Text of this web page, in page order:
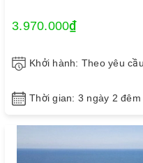
3.970.000₫
Khởi hành: Theo yêu cầu
Thời gian: 3 ngày 2 đêm